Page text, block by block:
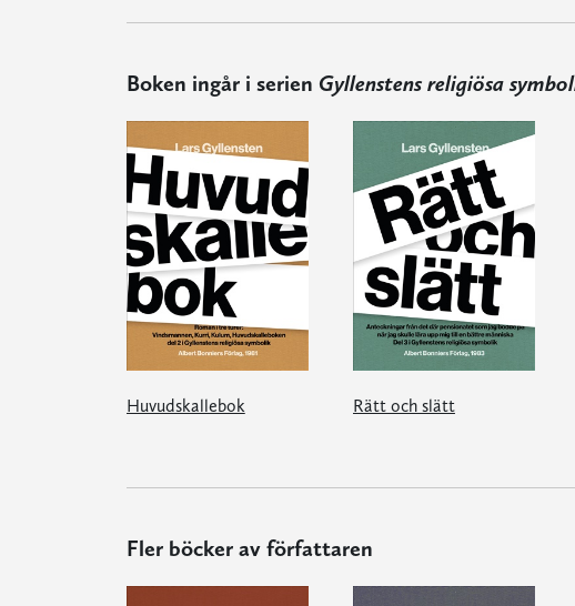
Boken ingår i serien Gyllenstens religiösa
Huvudskallebok Rätt och slätt
Fler böcker av författaren